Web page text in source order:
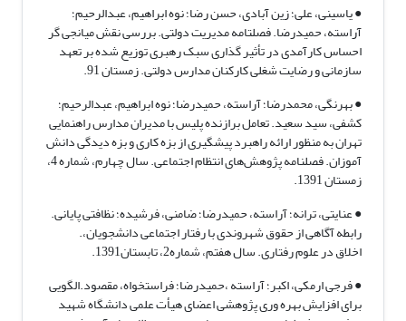
● یاسینی، علی؛ زین آبادی، حسن رضا؛ نوه ابراهیم، عبدالرحیم؛
آراسته، حمیدرضا. فصلتامه مدیریت دولتی. بررسی نقش میانجی گر
احساس کارآمدی در تأثیر گذاری سبک رهبری توزیع شده بر تعهد
سازمانی و رضایت شغلی کارکنان مدارس دولتی. زمستان 91.
● بهرنگی، محمدرضا؛ آراسته، حمیدرضا؛ نوه ابراهیم، عبدالرحیم؛
کشفی، سید سعید. تعامل برازنده پلیس با مدیران مدارس راهنمایی
تهران به منظور ارائه راهبرد پیشگیری از بزه کاری و بزه دیدگی دانش
آموزان. فصلنامه پژوهش‌های انتظام اجتماعی. سال چهارم، شماره 4،
زمستان 1391.
● عنایتی، ترانه؛ آراسته، حمیدرضا؛ ضامنی، فرشیده؛ نظافتی پایانی.
رابطه آگاهی از حقوق شهروندی با رفتار اجتماعی دانشجویان،.
اخلاق در علوم رفتاری. سال هفتم، شماره2، تابستان1391.
● فرجی ارمکی، اکبر؛ آراسته ،حمیدرضا؛ فراستخواه، مقصود.الگویی
برای افزایش بهره وری پژوهشی اعضای هیأت علمی دانشگاه شهید